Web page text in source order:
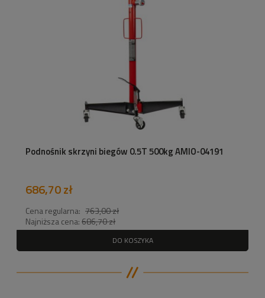
Podnośnik skrzyni biegów 0.5T 500kg AMIO-04191
686,70 zł
Cena regularna: 763,00 zł
Najniższa cena:686,70 zł
DO KOSZYKA